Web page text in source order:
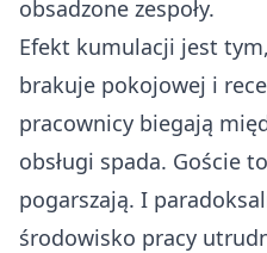
obsadzone zespoły.
Efekt kumulacji jest
brakuje pokojowej i
pracownicy biegają
obsługi spada. Goście
pogarszają. I
środowisko pracy